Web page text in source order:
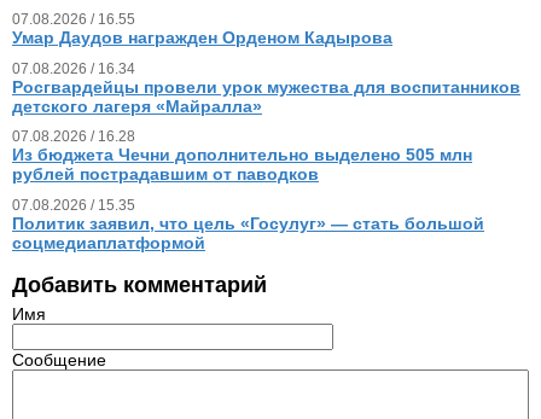
07.08.2026 / 16.55
Умар Даудов награжден Орденом Кадырова
07.08.2026 / 16.34
Росгвардейцы провели урок мужества для воспитанников
детского лагеря «Майралла»
07.08.2026 / 16.28
Из бюджета Чечни дополнительно выделено 505 млн
рублей пострадавшим от паводков
07.08.2026 / 15.35
Политик заявил, что цель «Госулуг» — стать большой
соцмедиаплатформой
Добавить комментарий
Имя
Сообщение